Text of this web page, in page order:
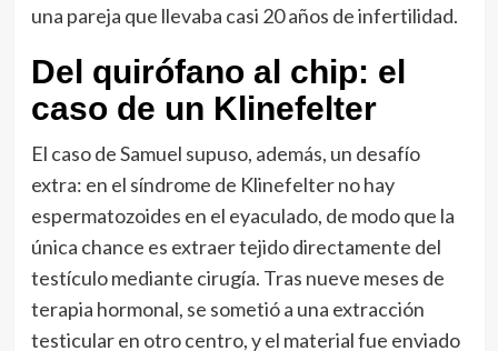
una pareja que llevaba casi 20 años de infertilidad.
Del quirófano al chip: el
caso de un Klinefelter
El caso de Samuel supuso, además, un desafío
extra: en el síndrome de Klinefelter no hay
espermatozoides en el eyaculado, de modo que la
única chance es extraer tejido directamente del
testículo mediante cirugía. Tras nueve meses de
terapia hormonal, se sometió a una extracción
testicular en otro centro, y el material fue enviado